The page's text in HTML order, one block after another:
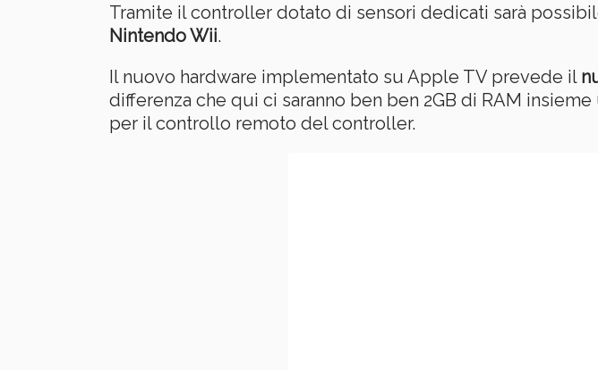
Tramite il controller dotato di sensori dedicati sarà
Nintendo Wii.
Il nuovo hardware implementato su Apple TV prevede il
differenza che qui ci saranno ben ben 2GB di RAM insieme
per il controllo remoto del controller.